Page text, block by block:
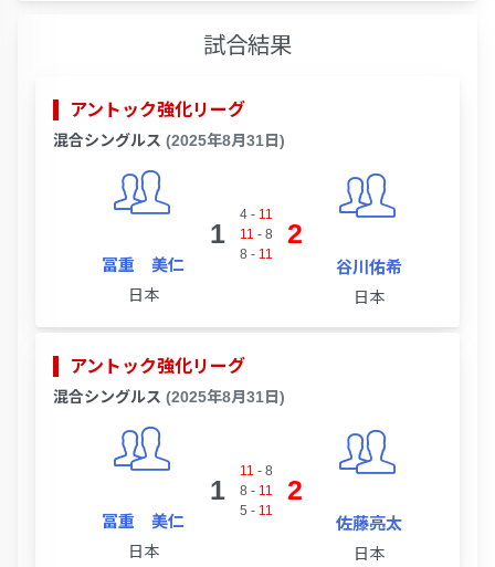
試合結果
アントック強化リーグ
混合シングルス (2025年8月31日)
冨重 美仁
日本
1
4- 11
11 - 8
8 - 11
2
谷川佑希
日本
アントック強化リーグ
混合シングルス (2025年8月31日)
冨重 美仁
日本
1
11 - 8
8 - 11
5 - 11
2
佐藤亮太
日本